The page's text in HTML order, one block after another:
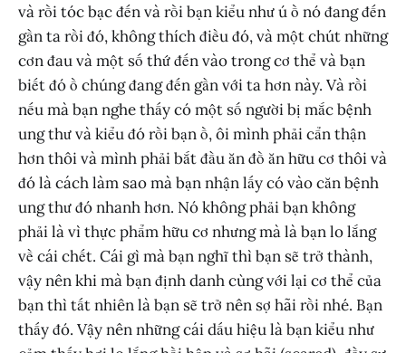
và rồi tóc bạc đến và rồi bạn kiểu như ú ồ nó đang đến
gần ta rồi đó, không thích điều đó, và một chút những
cơn đau và một số thứ đến vào trong cơ thể và bạn
biết đó ồ chúng đang đến gần với ta hơn này. Và rồi
nếu mà bạn nghe thấy có một số người bị mắc bệnh
ung thư và kiểu đó rồi bạn ồ, ôi mình phải cẩn thận
hơn thôi và mình phải bắt đầu ăn đồ ăn hữu cơ thôi và
đó là cách làm sao mà bạn nhận lấy có vào căn bệnh
ung thư đó nhanh hơn. Nó không phải bạn không
phải là vì thực phẩm hữu cơ nhưng mà là bạn lo lắng
về cái chết. Cái gì mà bạn nghĩ thì bạn sẽ trở thành,
vậy nên khi mà bạn định danh cùng với lại cơ thể của
bạn thì tất nhiên là bạn sẽ trở nên sợ hãi rồi nhé. Bạn
thấy đó. Vậy nên những cái dấu hiệu là bạn kiểu như